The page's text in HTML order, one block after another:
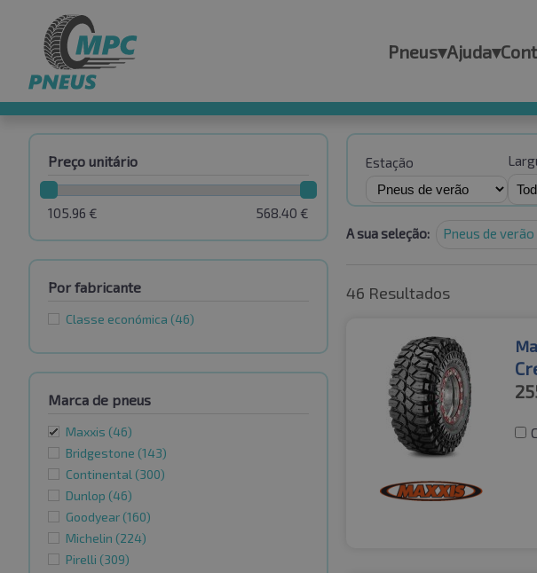
Pneus▾Ajuda▾
Preço unitário
568.40 €
105.96 €
Por fabricante
Classe económica (46)
Marca de pneus
Maxxis (46)
Bridgestone (143)
Continental (300)
Dunlop (46)
Goodyear (160)
Michelin (224)
Pirelli (309)
Estação
A sua seleção: Pneus de verão
46 Resultados